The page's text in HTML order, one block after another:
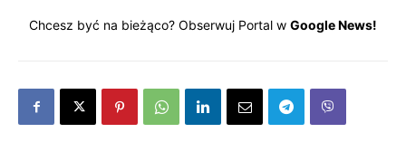
Chcesz być na bieżąco? Obserwuj Portal w Google News!